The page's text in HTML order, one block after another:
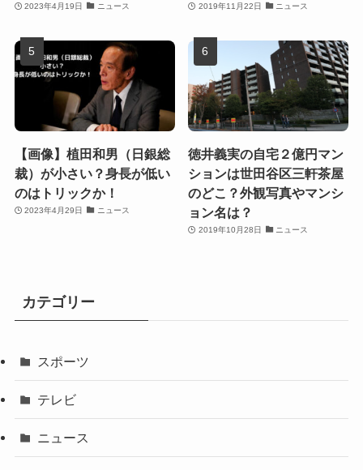
2023年4月19日 ニュース 2019年11月22日 ニュース
【画像】植田和男（日銀総
裁）が小さい？身長が低い
のはトリックか！
2023年4月29日 ニュース
徳井義実の自宅２億円マン
ションは世田谷区三軒茶屋
のどこ？外観写真やマンシ
ョン名は？
2019年10月28日 ニュース
カテゴリー
スポーツ
テレビ
ニュース